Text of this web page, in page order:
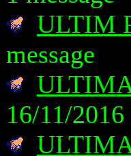
ULTIM
message
16/11/2016